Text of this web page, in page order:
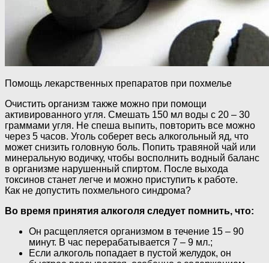
Помощь лекарственных препаратов при похмелье
Очистить организм также можно при помощи
активированного угля. Смешать 150 мл воды с 20 – 30
граммами угля. Не спеша выпить, повторить все можно
через 5 часов. Уголь соберет весь алкогольный яд, что
может снизить головную боль. Попить травяной чай или
минеральную водичку, чтобы восполнить водный баланс
в организме нарушенный спиртом. После выхода
токсинов станет легче и можно приступить к работе.
Как не допустить похмельного синдрома?
Во время принятия алкоголя следует помнить, что:
Он расщепляется организмом в течение 15 – 90
минут. В час перерабатывается 7 – 9 мл.;
Если алкоголь попадает в пустой желудок, он